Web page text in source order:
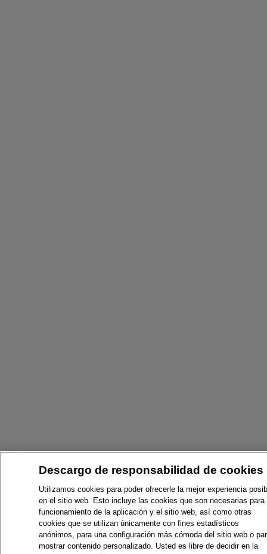
Descargo de responsabilidad de cookies
Utilizamos cookies para poder ofrecerle la mejor experiencia
en el sitio web. Esto incluye las cookies que son necesarias para
funcionamiento de la aplicación y el sitio web, así como otras
cookies que se utilizan únicamente con fines estadísticos
anónimos, para una configuración más cómoda del sitio web o
mostrar contenido personalizado. Usted es libre de decidir en la